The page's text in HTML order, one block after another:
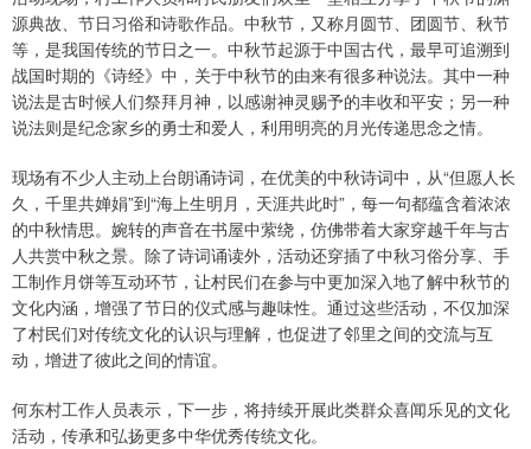
源典故、节日习俗和诗歌作品。中秋节，又称月圆节、团圆节、秋节
等，是我国传统的节日之一。中秋节起源于中国古代，最早可追溯到
战国时期的《诗经》中，关于中秋节的由来有很多种说法。其中一种
说法是古时候人们祭拜月神，以感谢神灵赐予的丰收和平安；另一种
说法则是纪念家乡的勇士和爱人，利用明亮的月光传递思念之情。
现场有不少人主动上台朗诵诗词，在优美的中秋诗词中，从“但愿人长
久，千里共婵娟”到“海上生明月，天涯共此时”，每一句都蕴含着浓浓
的中秋情思。婉转的声音在书屋中萦绕，仿佛带着大家穿越千年与古
人共赏中秋之景。除了诗词诵读外，活动还穿插了中秋习俗分享、手
工制作月饼等互动环节，让村民们在参与中更加深入地了解中秋节的
文化内涵，增强了节日的仪式感与趣味性。通过这些活动，不仅加深
了村民们对传统文化的认识与理解，也促进了邻里之间的交流与互
动，增进了彼此之间的情谊。
何东村工作人员表示，下一步，将持续开展此类群众喜闻乐见的文化
活动，传承和弘扬更多中华优秀传统文化。